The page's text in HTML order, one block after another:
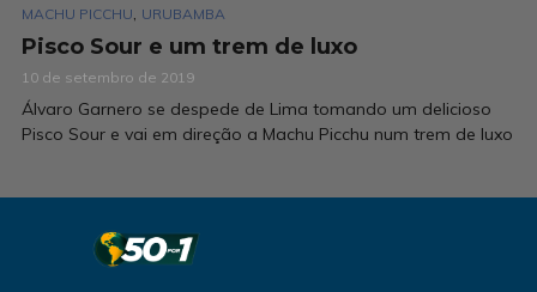
MACHU PICCHU, URUBAMBA
Pisco Sour e um trem de luxo
10 de setembro de 2019
Álvaro Garnero se despede de Lima tomando um delicioso
Pisco Sour e vai em direção a Machu Picchu num trem de luxo